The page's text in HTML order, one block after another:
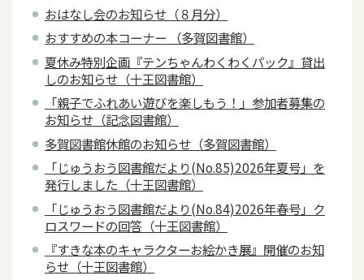
おはなし会のお知らせ（８月分）
おすすめの本コーナー （多賀図書館）
夏休み特別企画『テンちゃんわくわくパック』貸出
しのお知らせ（十王図書館）
「親子でふれあい遊びを楽しもう！」参加者募集の
お知らせ（記念図書館）
多賀図書館休館のお知らせ（多賀図書館）
「じゅうおう図書館だより(No.85)2026年夏号」を
発行しました（十王図書館）
「じゅうおう図書館だより(No.84)2026年春号」ク
ロスワードの回答（十王図書館）
『すきな本のキャラクターお絵かき展』開催のお知
らせ（十王図書館）